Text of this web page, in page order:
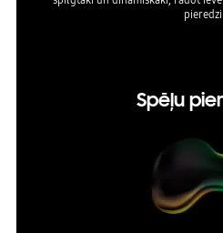
pieredzi.
Spēļu